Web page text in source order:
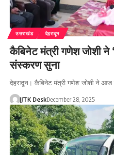
उत्तराखंड देहरादून
कैबिनेट मंत्री गणेश जोशी ने
संस्करण सुना
देहरादून। कैबिनेट मंत्री गणेश जोशी ने आज
JJTK DeskDecember 28, 2025